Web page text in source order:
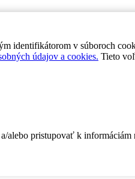
identifikátorom v súboroch
údajov a cookies. Tieto
pristupovať k informáciám